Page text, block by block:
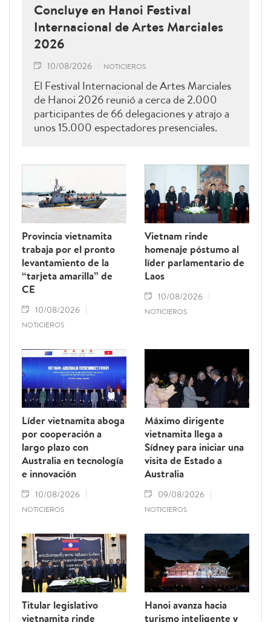
Concluye en Hanoi Festival
Internacional de Artes Marciales
2026
10/08/2026 NOTICIEROS
El Festival Internacional de Artes Marciales
de Hanoi 2026 reunió a cerca de 2.000
participantes de 66 delegaciones y atrajo a
unos 15.000 espectadores presenciales.
Provincia vietnamita
trabaja por el pronto
levantamiento de la
“tarjeta amarilla” de
CE
10/08/2026
NOTICIEROS
Vietnam rinde
homenaje póstumo al
líder parlamentario de
Laos
10/08/2026
NOTICIEROS
Líder vietnamita aboga
por cooperación a
largo plazo con
Australia en tecnología
e innovación
10/08/2026
NOTICIEROS
Máximo dirigente
vietnamita llega a
Sídney para iniciar una
visita de Estado a
Australia
09/08/2026
NOTICIEROS
Titular legislativo
vietnamita rinde
Hanoi avanza hacia
turismo inteligente y